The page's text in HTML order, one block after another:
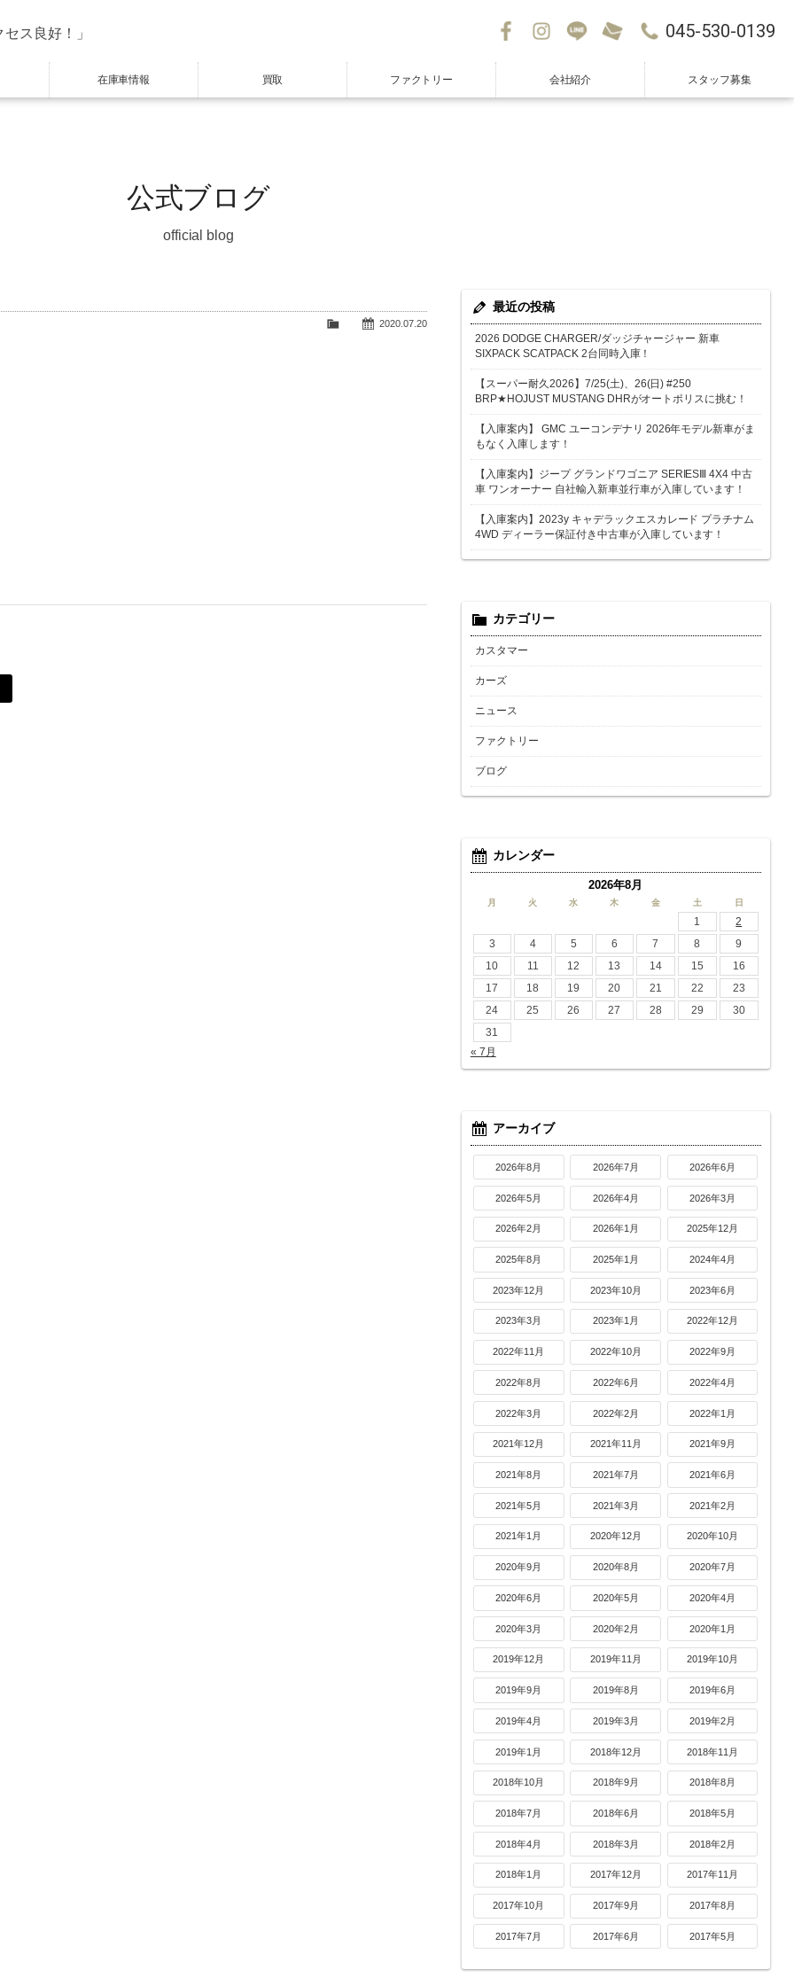
ス良好！」 045-530-0139
在庫車情報 買取 ファクトリー 会社紹介 スタッフ募集
公式ブログ
official blog
2020.07.20
最近の投稿
2026 DODGE CHARGER/ダッジチャージャー 新車
SIXPACK SCATPACK 2台同時入庫！
【スーパー耐久2026】7/25(土)、26(日) #250
BRP★HOJUST MUSTANG DHRがオートポリスに挑む！
【入庫案内】 GMC ユーコンデナリ 2026年モデル新車がま
もなく入庫します！
【入庫案内】ジープ グランドワゴニア SERIESⅢ 4X4 中古
車 ワンオーナー 自社輸入新車並行車が入庫しています！
【入庫案内】2023y キャデラックエスカレード プラチナム
4WD ディーラー保証付き中古車が入庫しています！
カテゴリー
カスタマー
カーズ
ニュース
ファクトリー
ブログ
カレンダー
2026年8月
月 火 水 木 金 土 日
1
2
3
4 5 6 7 8
9
10
11 12 13 14 15
16
17
18 19 20 21 22
23
24
25 26 27 28 29
30
31
« 7月
アーカイブ
2026年8月 2026年7月 2026年6月
2026年5月 2026年4月 2026年3月
2026年2月 2026年1月 2025年12月
2025年8月 2025年1月 2024年4月
2023年12月 2023年10月 2023年6月
2023年3月 2023年1月 2022年12月
2022年11月 2022年10月 2022年9月
2022年8月 2022年6月 2022年4月
2022年3月 2022年2月 2022年1月
2021年12月 2021年11月 2021年9月
2021年8月 2021年7月 2021年6月
2021年5月 2021年3月 2021年2月
2021年1月 2020年12月 2020年10月
2020年9月 2020年8月 2020年7月
2020年6月 2020年5月 2020年4月
2020年3月 2020年2月 2020年1月
2019年12月 2019年11月 2019年10月
2019年9月 2019年8月 2019年6月
2019年4月 2019年3月 2019年2月
2019年1月 2018年12月 2018年11月
2018年10月 2018年9月 2018年8月
2018年7月 2018年6月 2018年5月
2018年4月 2018年3月 2018年2月
2018年1月 2017年12月 2017年11月
2017年10月 2017年9月 2017年8月
2017年7月 2017年6月 2017年5月